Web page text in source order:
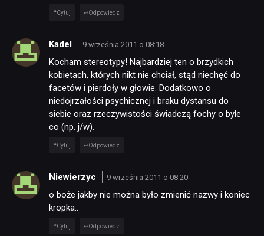
Cytuj Odpowiedz
Kadel 9 września 2011 o 08:18
Kocham stereotypy! Najbardziej ten o brzydkich
kobietach, których nikt nie chciał, stąd niechęć do
facetów i pierdoły w głowie. Dodatkowo o
niedojrzałości psychicznej i braku dystansu do
siebie oraz rzeczywistości świadczą fochy o byle
co (np. j/w).
Cytuj Odpowiedz
Niewierzyc 9 września 2011 o 08:20
o boże jakby nie można było zmienić nazwy i koniec
kropka..
Cytuj Odpowiedz